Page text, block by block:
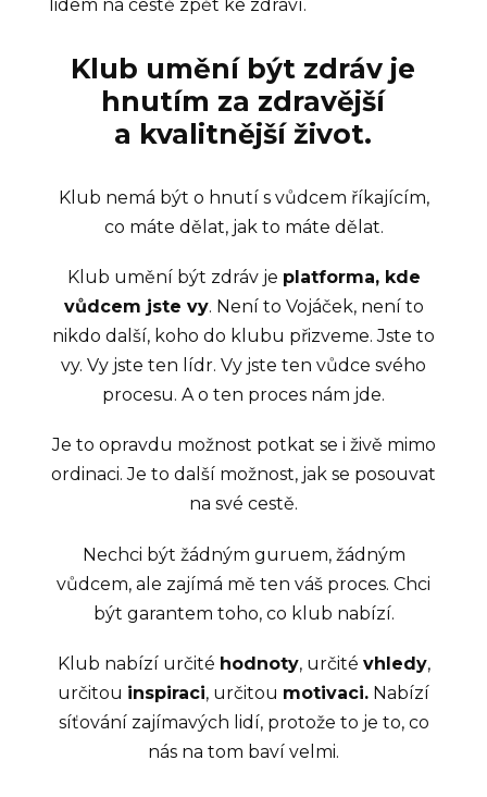
lidem na cestě zpět ke zdraví.
Klub umění být zdráv je
hnutím za zdravější
a kvalitnější život.
Klub nemá být o hnutí s vůdcem říkajícím,
co máte dělat, jak to máte dělat.
Klub umění být zdráv je platforma, kde
vůdcem jste vy. Není to Vojáček, není to
nikdo další, koho do klubu přizveme. Jste to
vy. Vy jste ten lídr. Vy jste ten vůdce svého
procesu. A o ten proces nám jde.
Je to opravdu možnost potkat se i živě mimo
ordinaci. Je to další možnost, jak se posouvat
na své cestě.
Nechci být žádným guruem, žádným
vůdcem, ale zajímá mě ten váš proces. Chci
být garantem toho, co klub nabízí.
Klub nabízí určité hodnoty, určité vhledy,
určitou inspiraci, určitou motivaci. Nabízí
síťování zajímavých lidí, protože to je to, co
nás na tom baví velmi.